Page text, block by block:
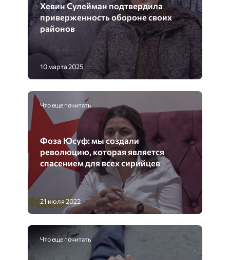
Хевин Сулейман подтвердила
приверженность обороне своих
районов
10 марта 2025
Что еще почитать
Фоза Юсуф: мы создали
революцию, которая является
спасением для всех сирийцев
21 июля 2022
Что еще почитать